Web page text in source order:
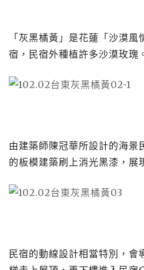
「灰黑橘黃」是花蓮「沙漠
宿，民宿外種植許多沙漠玫瑰
由建築師陳冠華所設計的海景
的板模建築刷上消光黑漆，展
民宿的動線設計相當特別，會